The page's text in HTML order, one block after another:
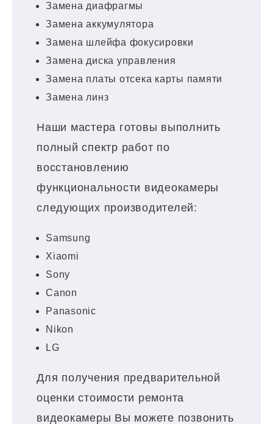
Замена диафрагмы
Замена аккумулятора
Замена шлейфа фокусировки
Замена диска управления
Замена платы отсека карты памяти
Замена линз
Наши мастера готовы выполнить
полный спектр работ по
восстановлению
функциональности видеокамеры
следующих производителей:
Samsung
Xiaomi
Sony
Canon
Panasonic
Nikon
LG
Для получения предварительной
оценки стоимости ремонта
видеокамеры Вы можете позвонить